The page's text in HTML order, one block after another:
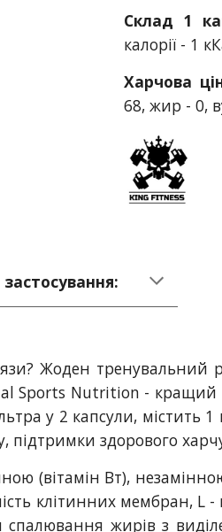
Склад 1
калорії - 1
Харчова
68, жир - 0,
застосування:
Жоден
Sports Nutrition - кращий
у 2 капсули,
здорового
(вітамін Вт),
клітинних мембран,
спалювання жирів з